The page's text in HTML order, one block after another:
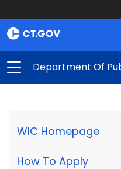
Department Of
WIC Homepage
How To Apply